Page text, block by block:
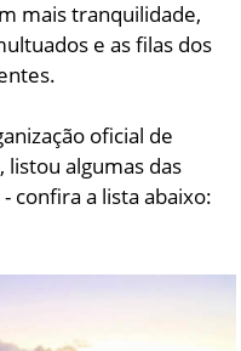
mais tranquilidade,
e as filas dos
oficial de
algumas das
confira a lista abaixo: